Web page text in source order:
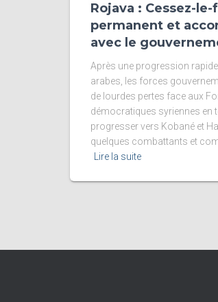
Rojava : Cessez-le-
permanent et
avec le
Après une progression
arabes, les forces
de lourdes pertes face aux
démocratiques syriennes en
progresser vers Kobané et
quelques combattants et
Lire la suite